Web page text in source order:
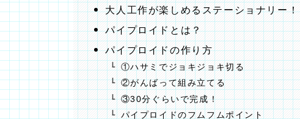
大人工作が楽しめるステーショナリー！
パイプロイドとは？
パイプロイドの作り方
①ハサミでジョキジョキ切る
②がんばって組み立てる
③30分ぐらいで完成！
パイプロイドのフムフムポイント